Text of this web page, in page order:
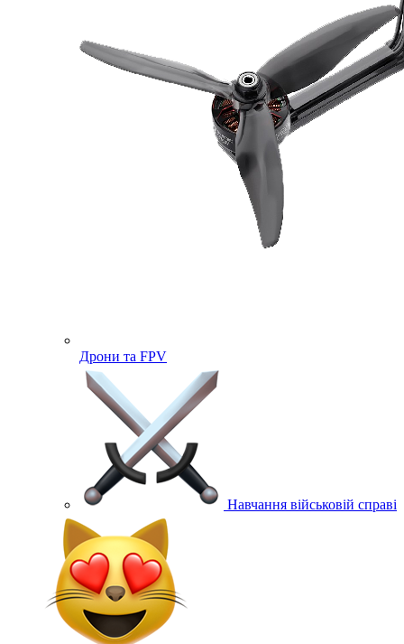
Дрони та FPV
Навчання військовій справі